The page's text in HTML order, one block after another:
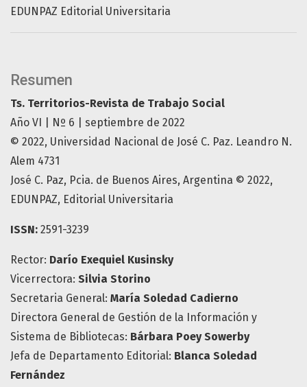
EDUNPAZ Editorial Universitaria
Resumen
Ts. Territorios-Revista de Trabajo Social
Año VI | Nº 6 | septiembre de 2022
© 2022, Universidad Nacional de José C. Paz. Leandro N.
Alem 4731
José C. Paz, Pcia. de Buenos Aires, Argentina © 2022,
EDUNPAZ, Editorial Universitaria
ISSN: 2591-3239
Rector: Darío Exequiel Kusinsky
Vicerrectora: Silvia Storino
Secretaria General: María Soledad Cadierno
Directora General de Gestión de la Información y
Sistema de Bibliotecas: Bárbara Poey Sowerby
Jefa de Departamento Editorial: Blanca Soledad
Fernández